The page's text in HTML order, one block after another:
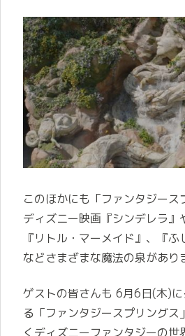
このほかにも「ファンタジース
ディズニー映画『シンデレラ』
『リトル・マーメイド』、『ふ
などさまざまな魔法の泉があり
ゲストの皆さんも 6月6日(木)
る「ファンタジースプリングス
くディズニーファンタジーの世